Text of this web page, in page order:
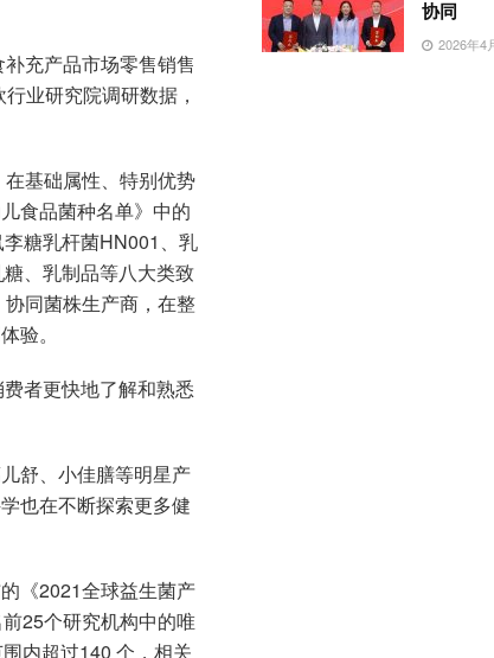
充产品市场零售销售
业研究院调研数据，
基础属性、特别优势
食品菌种名单》中的
糖乳杆菌HN001、乳
、乳制品等八大类致
同菌株生产商，在整
验。
者更快地了解和熟悉
舒、小佳膳等明星产
也在不断探索更多健
《2021全球益生菌产
25个研究机构中的唯
内超过140 个，相关
协同
2026年4